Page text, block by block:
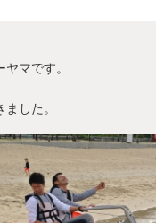
マです。
した。